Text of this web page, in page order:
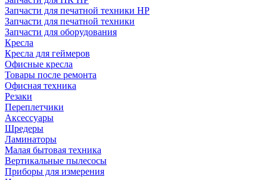
Запчасти для печатной техники HP
Запчасти для печатной техники
Запчасти для оборудования
Кресла
Кресла для геймеров
Офисные кресла
Товары после ремонта
Офисная техника
Резаки
Переплетчики
Аксессуары
Шредеры
Ламинаторы
Малая бытовая техника
Вертикальные пылесосы
Приборы для измерения